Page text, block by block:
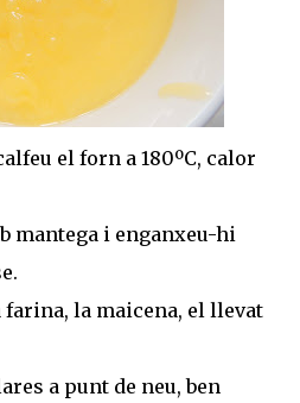
el forn a 180ºC, calor
mantega i enganxeu-hi
la maicena, el llevat
a punt de neu, ben